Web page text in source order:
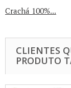
Crachá 100%...
CLIENTES
PRODUTO